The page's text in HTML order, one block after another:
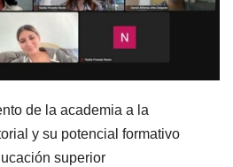
de la academia a la
y su potencial formativo
superior